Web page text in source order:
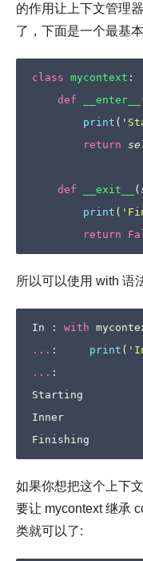
的作用让上下文管理
了，下面是一个最基
class mycontext :
def
__enter__
print (
return
def __exit__ (
print (
return
所以可以使用 with 语
In : with
... : print (
... :
Starting
Inner
Finishing
如果你想把这个上下
要让 mycontext 继承
类就可以了: